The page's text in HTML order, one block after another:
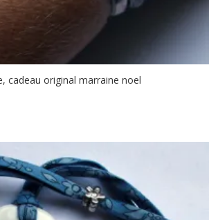
cadeau original marraine noel